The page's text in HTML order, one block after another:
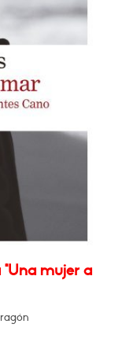
mujer a